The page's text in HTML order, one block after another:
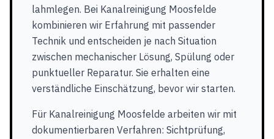
lahmlegen. Bei Kanalreinigung Moosfelde
kombinieren wir Erfahrung mit passender
Technik und entscheiden je nach Situation
zwischen mechanischer Lösung, Spülung oder
punktueller Reparatur. Sie erhalten eine
verständliche Einschätzung, bevor wir starten.
Für Kanalreinigung Moosfelde arbeiten wir mit
dokumentierbaren Verfahren: Sichtprüfung,